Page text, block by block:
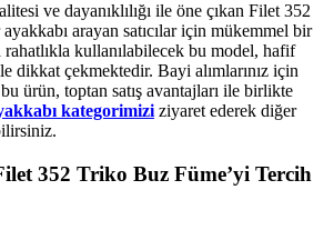
ve dayanıklılığı ile öne çıkan Filet 352
arayan satıcılar için mükemmel bir
rahatlıkla kullanılabilecek bu model, hafif
ile dikkat çekmektedir. Bayi alımlarınız için
ürün, toptan satış avantajları ile birlikte
kategorimizi ziyaret ederek diğer
352 Triko Buz Füme’yi Tercih